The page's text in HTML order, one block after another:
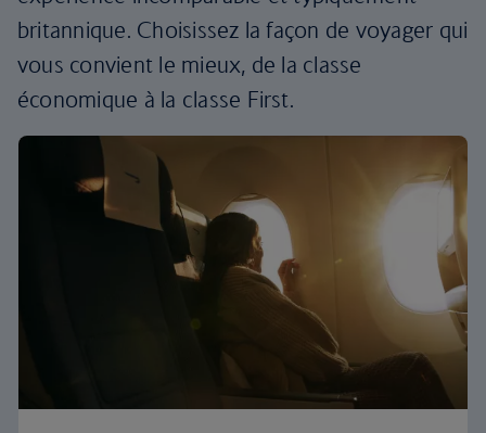
britannique. Choisissez la façon de voyager qui
vous convient le mieux, de la classe
économique à la classe First.